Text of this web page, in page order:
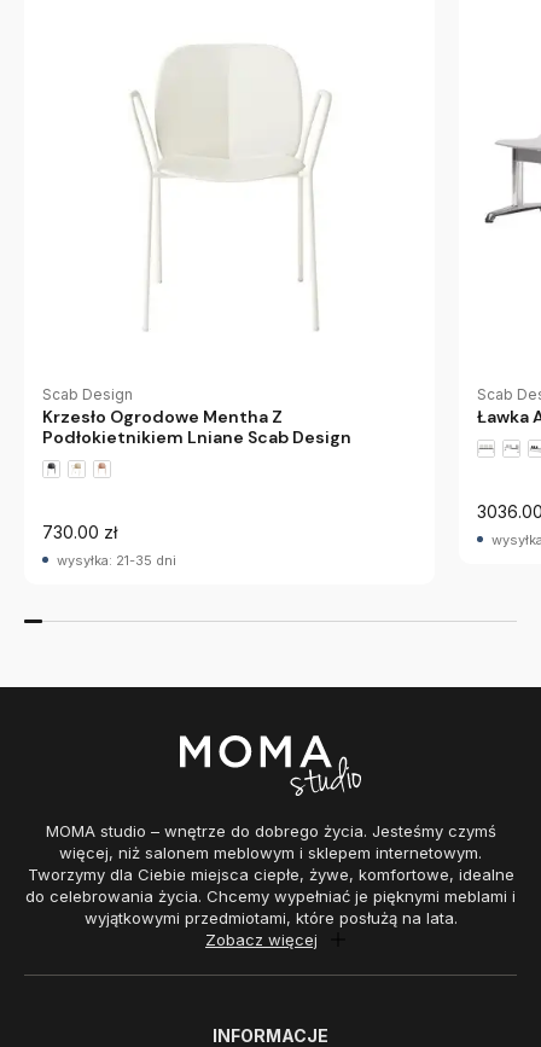
Scab Design
Krzesło Ogrodowe Mentha Z
Podłokietnikiem Lniane Scab Design
730.00 zł
wysyłka: 21-35 dni
Scab
Ławka
MOMA studio – wnętrze do dobrego życia. Jesteśmy czymś
więcej, niż salonem meblowym i sklepem internetowym.
Tworzymy dla Ciebie miejsca ciepłe, żywe, komfortowe, idealne
do celebrowania życia. Chcemy wypełniać je pięknymi meblami i
wyjątkowymi przedmiotami, które posłużą na lata.
Zobacz więcej
INFORMACJE